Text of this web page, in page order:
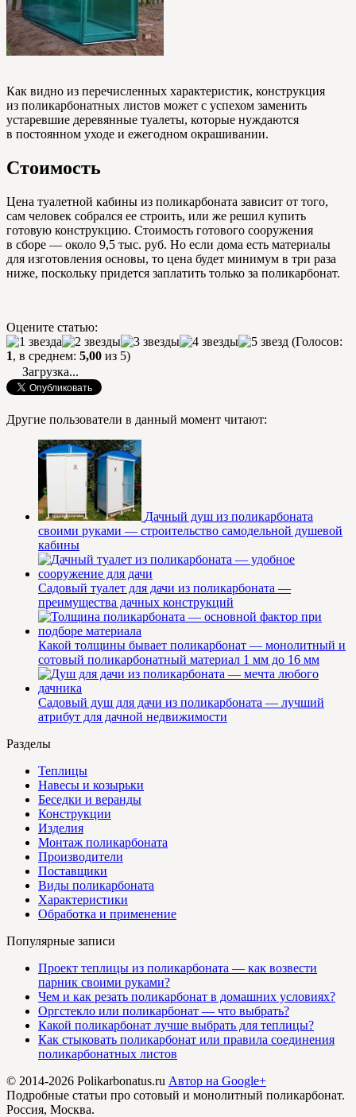
Как видно из перечисленных характеристик, конструкция
из поликарбонатных листов может с успехом заменить
устаревшие деревянные туалеты, которые нуждаются
в постоянном уходе и ежегодном окрашивании.
Стоимость
Цена туалетной кабины из поликарбоната зависит от того,
сам человек собрался ее строить, или же решил купить
готовую конструкцию. Стоимость готового сооружения
в сборе — около 9,5 тыс. руб. Но если дома есть материалы
для изготовления основы, то цена будет минимум в три раза
ниже, поскольку придется заплатить только за поликарбонат.
Оцените статью:
(Голосов:
1, в среднем: 5,00 из 5)
Загрузка...
Другие пользователи в данный момент читают:
Дачный душ из поликарбоната
своими руками — строительство самодельной душевой
кабины
Садовый туалет для дачи из поликарбоната —
преимущества дачных конструкций
Какой толщины бывает поликарбонат — монолитный и
сотовый поликарбонатный материал 1 мм до 16 мм
Садовый душ для дачи из поликарбоната — лучший
атрибут для дачной недвижимости
Разделы
Теплицы
Навесы и козырьки
Беседки и веранды
Конструкции
Изделия
Монтаж поликарбоната
Производители
Поставщики
Виды поликарбоната
Характеристики
Обработка и применение
Популярные записи
Проект теплицы из поликарбоната — как возвести
парник своими руками?
Чем и как резать поликарбонат в домашних условиях?
Оргстекло или поликарбонат — что выбрать?
Какой поликарбонат лучше выбрать для теплицы?
Как стыковать поликарбонат или правила соединения
поликарбонатных листов
© 2014-2026 Polikarbonatus.ru Автор на Google+
Подробные статьи про сотовый и монолитный поликарбонат.
Россия, Москва.